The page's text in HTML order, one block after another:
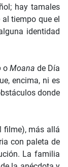
hay tamales
tiempo que el
identidad
o Moana de Día
encima, ni es
donde
filme), más allá
con paleta de
La familia